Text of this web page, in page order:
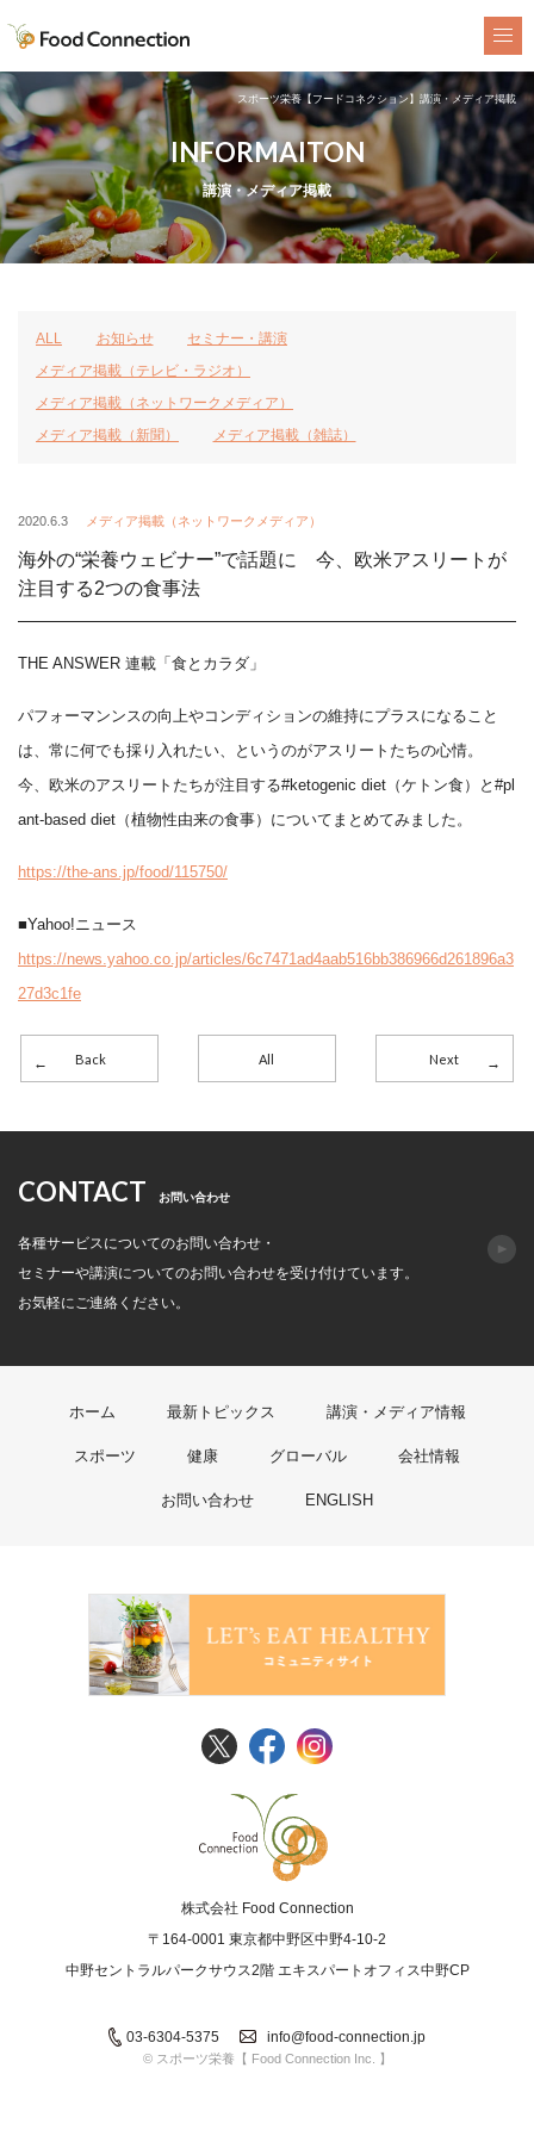
スポーツ栄養【フードコネクション】講演・メディア掲載
INFORMAITON
講演・メディア掲載
ALL お知らせ
セミナー・講演
メディア掲載（テレビ・ラジオ）
メディア掲載（ネットワークメディア）
メディア掲載（新聞）
メディア掲載（雑誌）
2020.6.3 メディア掲載（ネットワークメディア）
海外の“栄養ウェビナー”で話題に 今、欧米アスリートが
注目する2つの食事法
THE ANSWER 連載「食とカラダ」
パフォーマンンスの向上やコンディションの維持にプラスになること
は、常に何でも採り入れたい、というのがアスリートたちの心情。
今、欧米のアスリートたちが注目する#ketogenic diet（ケトン食）と#pl
ant-based diet（植物性由来の食事）についてまとめてみました。
https://the-ans.jp/food/115750/
■Yahoo!ニュース
https://news.yahoo.co.jp/articles/6c7471ad4aab516bb386966d261896a3
27d3c1fe
Back All Next
CONTACT お問い合わせ
各種サービスについてのお問い合わせ・
セミナーや講演についてのお問い合わせを受け付けています。
お気軽にご連絡ください。
ホーム 最新トピックス 講演・メディア情報
スポーツ 健康 グローバル 会社情報
お問い合わせ ENGLISH
株式会社 Food Connection
〒164-0001 東京都中野区中野4-10-2
中野セントラルパークサウス2階 エキスパートオフィス中野CP
03-6304-5375 info@food-connection.jp
© スポーツ栄養【 Food Connection Inc. 】